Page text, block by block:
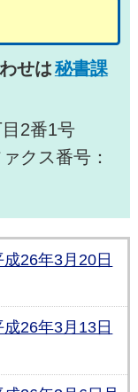
せは秘書課
2番1号
クス番号：
26年3月20日
26年3月13日